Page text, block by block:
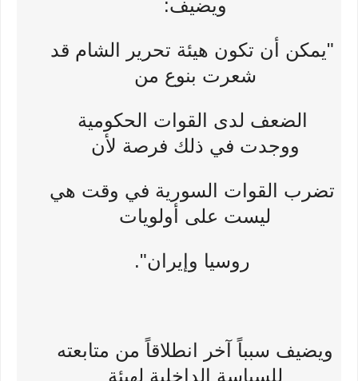
ويضيف:
"يمكن أن تكون هيئة تحرير الشام قد
شعرت بنوع من
الضعف لدى القوات الحكومية
ووجدت في ذلك فرصة لأن
تضرب القوات السورية في وقت هي
ليست على أولويات
روسيا وإيران".
ويضيف سبباً آخر انطلاقاً من متابعته
للسياسة الداخلية لهيئة